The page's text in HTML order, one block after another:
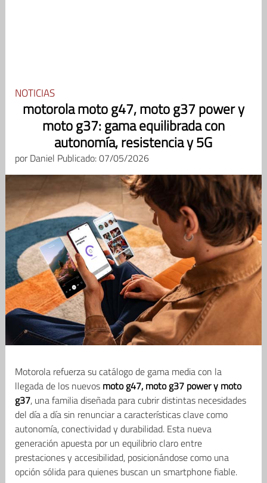
NOTICIAS
motorola moto g47, moto g37 power y
moto g37: gama equilibrada con
autonomía, resistencia y 5G
porDaniel Publicado: 07/05/2026
Motorola refuerza su catálogo de gama media con la
llegada de los nuevos moto g47, moto g37 power y moto
g37, una familia diseñada para cubrir distintas necesidades
del día a día sin renunciar a características clave como
autonomía, conectividad y durabilidad. Esta nueva
generación apuesta por un equilibrio claro entre
prestaciones y accesibilidad, posicionándose como una
opción sólida para quienes buscan un smartphone fiable.